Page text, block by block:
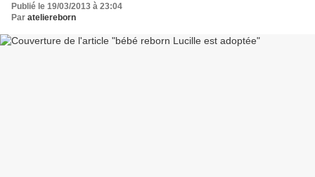
Publié le 19/03/2013 à 23:04
Par ateliereborn